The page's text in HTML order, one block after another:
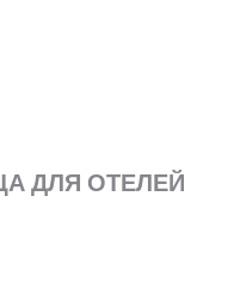
ДЛЯ ОТЕЛЕЙ